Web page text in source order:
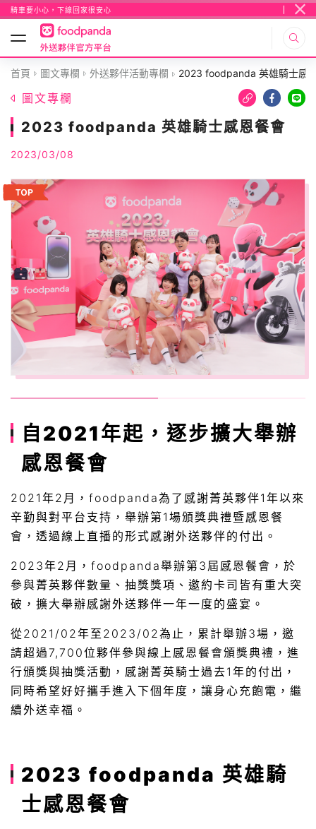
騎車要小心，下線回家很安心
首頁 圖文專欄 外送夥伴活動專欄 2023 foodpanda 英雄騎士感
圖文專欄
2023 foodpanda 英雄騎士感恩餐會
2023/03/08
自2021年起，逐步擴大舉辦
感恩餐會
2021年2月，foodpanda為了感謝菁英夥伴1年以來
辛勤與對平台支持，舉辦第1場頒獎典禮暨感恩餐
會，透過線上直播的形式感謝外送夥伴的付出。
2023年2月，foodpanda舉辦第3屆感恩餐會，於
參與菁英夥伴數量、抽獎獎項、邀約卡司皆有重大突
破，擴大舉辦感謝外送夥伴一年一度的盛宴。
從2021/02年至2023/02為止，累計舉辦3場，邀
請超過7,700位夥伴參與線上感恩餐會頒獎典禮，進
行頒獎與抽獎活動，感謝菁英騎士過去1年的付出，
同時希望好好攜手進入下個年度，讓身心充飽電，繼
續外送幸福。
2023 foodpanda 英雄騎
士感恩餐會